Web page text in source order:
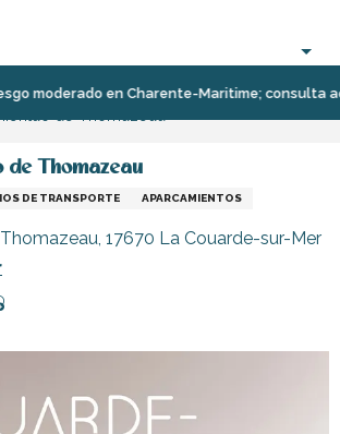
moderado en Charente-Maritime; consulta
InfórmeseTiendasTiendas
Thomazeau
DE TRANSPORTE APARCAMIENTOS
17670 La Couarde-sur-Mer
aux favoris